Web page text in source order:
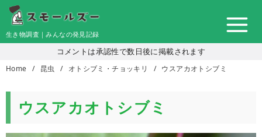
コ
テ
ツ
生き物調査｜みんなの発見記録
コメントは承認性で数日後に掲載されます
Home 昆虫 オトシブミ・チョッキリ ウスアカオトシブミ
ウスアカオトシブミ